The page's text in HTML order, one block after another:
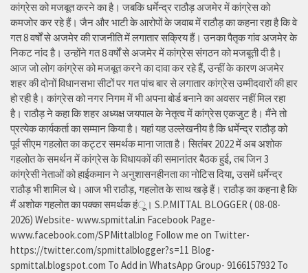
कांग्रेस को मजबूत करने का है। जबकि धर्मेन्द्र राठौड़ अजमेर में कांग्रेस को
कमजोर कर रहे हैं। जैन और भाटी के आरोपों के जवाब में राठौड़ का कहना रहा है कि वे
गत 8 वर्षों से अजमेर की राजनीति में लगातार सक्रिय हैं। उनका पैतृक गांव अजमेर के
निकट नांद है। उन्होंने गत 8 वर्षों से अजमेर में कांग्रेस संगठन को मजबूती दी है।
आज जो लोग कांग्रेस को मजबूत करने का दावा कर रहे हैं, उन्हीं के कारण अजमेर
शहर की दोनों विधानसभा सीटों पर गत पांच बार से लगातार कांग्रेस उम्मीदवारों की हार
हो रही है। कांग्रेस को नगर निगम में भी अपना बोर्ड बनाने का अवसर नहीं मिल रहा
है। राठौड़ ने कहा कि शहर अध्यक्ष जयपाल के नेतृत्व में कांग्रेस एकजुट है। मैंने तो
प्रत्येक कार्यकर्ता का सम्मान किया है। यहां यह उल्लेखनीय है कि धर्मेन्द्र राठौड़ को
पूर्व सीएम गहलोत का कट्टर समर्थक माना जाता है। सितंबर 2022 में अब अशोक
गहलोत के समर्थन में कांग्रेस के विधायकों की समानांतर बैठक हुई, तब जिन 3
कांग्रेसी नेताओं को हाईकमान ने अनुशासनहीनता का नोटिस दिया, उसमें धर्मेन्द्र
राठौड़ भी शामिल थे। आज भी राठौड़, गहलोत के साथ खड़े हैं। राठौड़ का कहना है कि
मैं अशोक गहलोत का पक्का समर्थक हंू। S.P.MITTAL BLOGGER ( 08-08-
2026) Website- www.spmittal.in Facebook Page-
www.facebook.com/SPMittalblog Follow me on Twitter-
https://twitter.com/spmittalblogger?s=11 Blog-
spmittal.blogspot.com To Add in WhatsApp Group- 9166157932 To